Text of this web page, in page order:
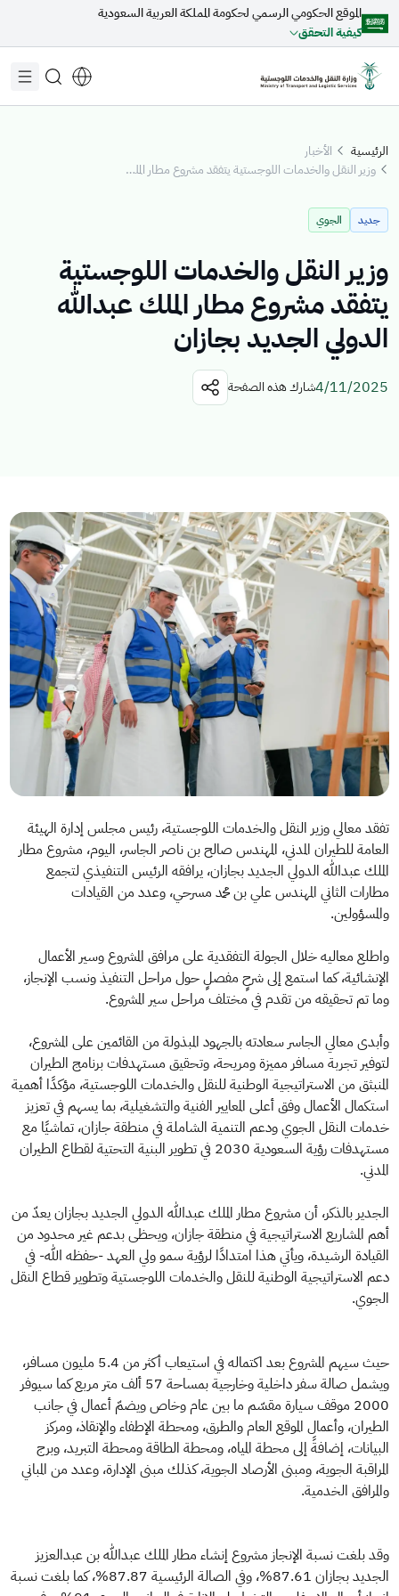
تخطي إلى المحتوى الرئيسي
الموقع الحكومي الرسمي لحكومة المملكة العربية السعودية
كيفية التحقق
اكتشف المواضيع
الخدمات الإلكترونية
الخدمات الالكترونية
الأخبار
الاستراتيجية الوطنية للنقل والخدمات اللوجستية
عن الوزارة
عن الوزير
مجلة الوزارة الاسئلة الشائعة
الرئيسية
الأخبار
وزير النقل والخدمات اللوجستية يتفقد مشروع مطار الملك عبدالله الدولي الجديد بجازان
جديد الجوي
وزير النقل والخدمات اللوجستية
يتفقد مشروع مطار الملك عبدالله
الدولي الجديد بجازان
4/11/2025شارك هذه الصفحة
تفقد معالي وزير النقل والخدمات اللوجستية، رئيس مجلس إدارة الهيئة
العامة للطيران المدني، المهندس صالح بن ناصر الجاسر، اليوم، مشروع مطار
الملك عبدالله الدولي الجديد بجازان، يرافقه الرئيس التنفيذي لتجمع
مطارات الثاني المهندس علي بن محمد مسرحي، وعدد من القيادات
والمسؤولين.
واطلع معاليه خلال الجولة التفقدية على مرافق المشروع وسير الأعمال
الإنشائية، كما استمع إلى شرحٍ مفصلٍ حول مراحل التنفيذ ونسب الإنجاز،
وما تم تحقيقه من تقدم في مختلف مراحل سير المشروع.
وأبدى معالي الجاسر سعادته بالجهود المبذولة من القائمين على المشروع،
لتوفير تجربة مسافر مميزة ومريحة، وتحقيق مستهدفات برنامج الطيران
المنبثق من الاستراتيجية الوطنية للنقل والخدمات اللوجستية، مؤكدًا أهمية
استكمال الأعمال وفق أعلى المعايير الفنية والتشغيلية، بما يسهم في تعزيز
خدمات النقل الجوي ودعم التنمية الشاملة في منطقة جازان، تماشيًا مع
مستهدفات رؤية السعودية 2030 في تطوير البنية التحتية لقطاع الطيران
المدني.
الجدير بالذكر، أن مشروع مطار الملك عبدالله الدولي الجديد بجازان يعدّ من
أهم المشاريع الاستراتيجية في منطقة جازان، ويحظى بدعم غير محدود من
القيادة الرشيدة، ويأتي هذا امتدادًا لرؤية سمو ولي العهد -حفظه الله- في
دعم الاستراتيجية الوطنية للنقل والخدمات اللوجستية وتطوير قطاع النقل
الجوي.
حيث سيهم المشروع بعد اكتماله في استيعاب أكثر من 5.4 مليون مسافر،
ويشمل صالة سفر داخلية وخارجية بمساحة 57 ألف متر مربع كما سيوفر
2000 موقف سيارة مقسّم ما بين عام وخاص ويضمّ أعمال في جانب
الطيران، وأعمال الموقع العام والطرق، ومحطة الإطفاء والإنقاذ، ومركز
البيانات، إضافةً إلى محطة المياه، ومحطة الطاقة ومحطة التبريد، وبرج
المراقبة الجوية، ومبنى الأرصاد الجوية، كذلك مبنى الإدارة، وعدد من المباني
والمرافق الخدمية.
وقد بلغت نسبة الإنجاز مشروع إنشاء مطار الملك عبدالله بن عبدالعزيز
الجديد بجازان 87.61%، وفي الصالة الرئيسية 87.87%، كما بلغت نسبة